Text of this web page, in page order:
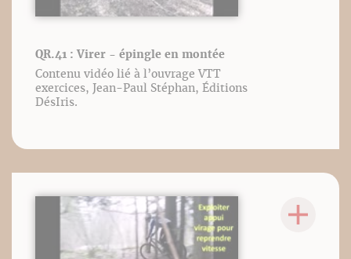
QR.41 : Virer - épingle en montée
Contenu vidéo lié à l’ouvrage VTT
exercices, Jean-Paul Stéphan, Éditions
DésIris.